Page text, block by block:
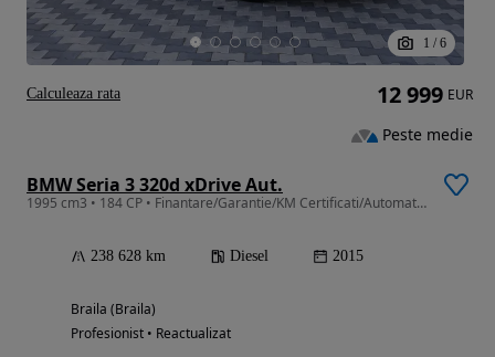
1 / 6
BMW Seria 3 320d xDrive Aut.
1995 cm3 • 184 CP • Finantare/Garantie/KM Certificati/Automat/2015
238 628 km Diesel 2015
Braila (Braila)
Profesionist • Reactualizat
12 999 EUR
Peste medie
Calculeaza rata